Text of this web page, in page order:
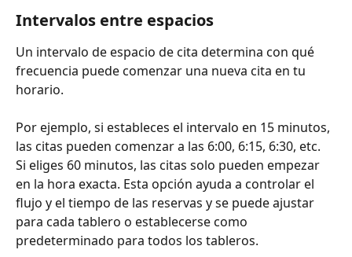
Intervalos entre espacios
Un intervalo de espacio de cita determina con qué
frecuencia puede comenzar una nueva cita en tu
horario.
Por ejemplo, si estableces el intervalo en 15 minutos,
las citas pueden comenzar a las 6:00, 6:15, 6:30, etc.
Si eliges 60 minutos, las citas solo pueden empezar
en la hora exacta. Esta opción ayuda a controlar el
flujo y el tiempo de las reservas y se puede ajustar
para cada tablero o establecerse como
predeterminado para todos los tableros.